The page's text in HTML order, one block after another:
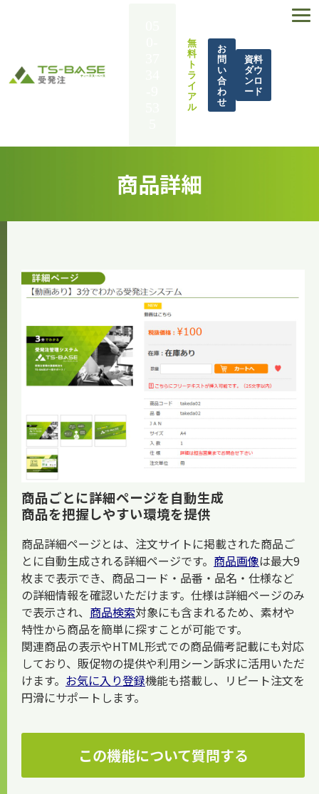
無
料
ト
ラ
イ
ア
ル
お
問
い
合
わ
せ
資料
ダウ
ンロ
ード
機能一覧
BASE UP通信
お役立ち資料
お知らせ
商品詳細
商品ごとに詳細ページを自動生成
商品を把握しやすい環境を提供
商品詳細ページとは、注文サイトに掲載された商品ご
とに自動生成される詳細ページです。 商品画像は最大9
枚まで表示でき、商品コード・品番・品名・仕様など
の詳細情報を確認いただけます。仕様は詳細ページのみ
で表示され、 商品検索対象にも含まれるため、素材や
特性から商品を簡単に探すことが可能です。
関連商品の表示やHTML形式での商品備考記載にも対応
しており、販促物の提供や利用シーン訴求に活用いただ
けます。 お気に入り登録機能も搭載し、リピート注文を
円滑にサポートします。
この機能について質問する